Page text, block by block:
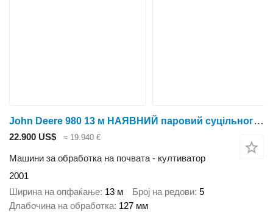
John Deere 980 13 м НАЯВНИЙ паровий суцільного обробітку передпосівний куль
22.900 US$ ≈ 19.940 €
Машини за обработка на почвата - култиватор
2001
Ширина на опфаќање 13 м Број на редови 5
Длабочина на обработка 127 мм